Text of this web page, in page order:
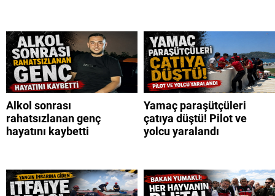
Alkol sonrası
rahatsızlanan genç
hayatını kaybetti
Yamaç paraşütçüleri
çatıya düştü! Pilot ve
yolcu yaralandı